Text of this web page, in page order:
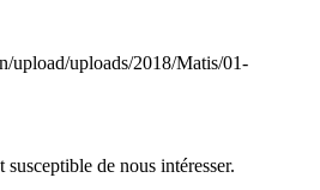
de nous intéresser.